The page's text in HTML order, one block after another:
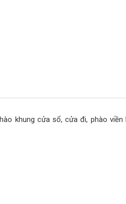
khung cửa sổ, cửa đi, phào